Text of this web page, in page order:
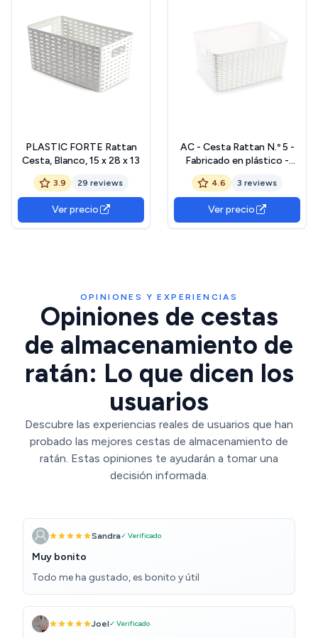
PLASTIC FORTE Rattan
Cesta, Blanco, 15 x 28 x 13
3.9 29 reviews
Ver precio
AC - Cesta Rattan N.º 5 -
Fabricado en plástico -
Almacenamiento de Ropa,
Productos de Limpieza -
Capacidad de 18 L - 19 x
38,5 x 28,5 cm - Color:
Blanco
4.6 3 reviews
Ver precio
OPINIONES Y EXPERIENCIAS
Opiniones de cestas
de almacenamiento de
ratán: Lo que dicen los
usuarios
Descubre las experiencias reales de usuarios que han
probado las mejores cestas de almacenamiento de
ratán. Estas opiniones te ayudarán a tomar una
decisión informada.
Sandra✓ Verificado
Muy bonito
Todo me ha gustado, es bonito y útil
Joel✓ Verificado